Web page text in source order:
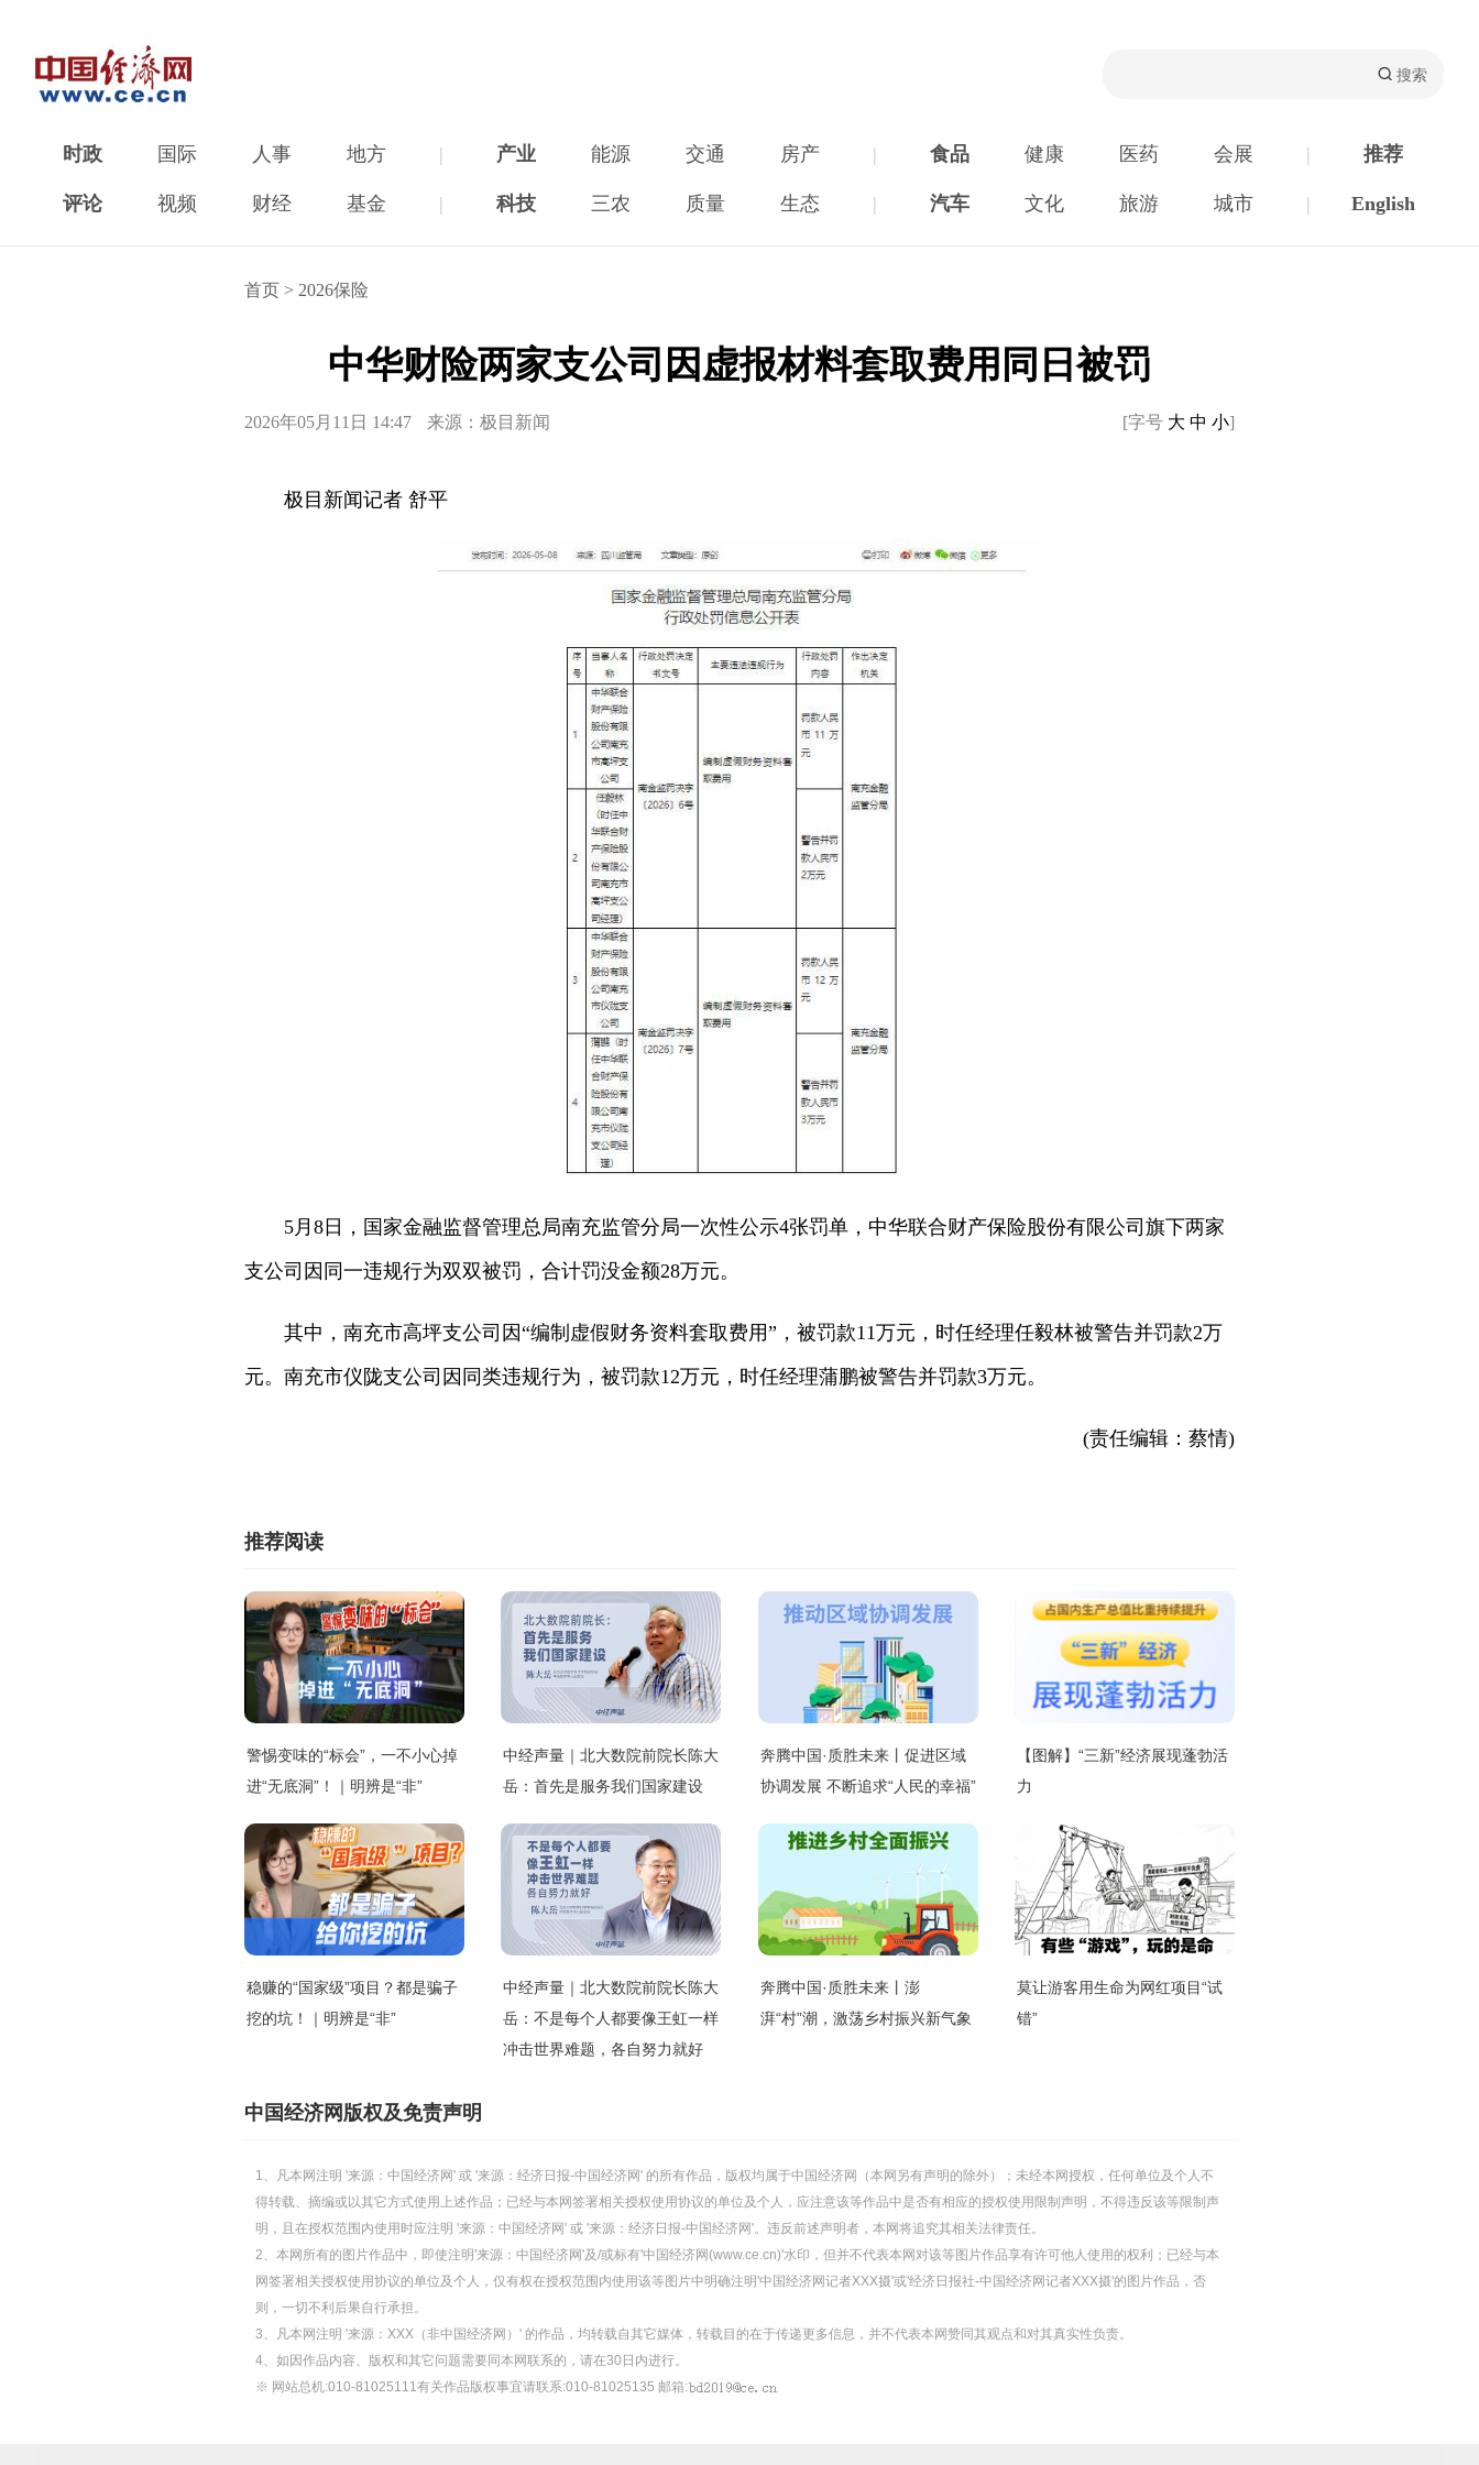
时政 国际 人事 地方 | 产业 能源 交通 房产 | 食品 健康 医药 会展 | 推荐
评论 视频 财经 基金 | 科技 三农 质量 生态 | 汽车 文化 旅游 城市 | English
首页 > 2026保险
中华财险两家支公司因虚报材料套取费用同日被罚
2026年05月11日 14:47 来源：极目新闻 [字号 大 中 小]
极目新闻记者 舒平
5月8日，国家金融监督管理总局南充监管分局一次性公示4张罚单，中华联合财产保险股份有限公司旗下两家
支公司因同一违规行为双双被罚，合计罚没金额28万元。
其中，南充市高坪支公司因“编制虚假财务资料套取费用”，被罚款11万元，时任经理任毅林被警告并罚款2万
元。南充市仪陇支公司因同类违规行为，被罚款12万元，时任经理蒲鹏被警告并罚款3万元。
(责任编辑：蔡情)
推荐阅读
警惕变味的“标会”，一不小心掉
进“无底洞”！｜明辨是“非”
中经声量｜北大数院前院长陈大
岳：首先是服务我们国家建设
奔腾中国·质胜未来丨促进区域
协调发展 不断追求“人民的幸福”
【图解】“三新”经济展现蓬勃活
力
稳赚的“国家级”项目？都是骗子
挖的坑！｜明辨是“非”
中经声量｜北大数院前院长陈大
岳：不是每个人都要像王虹一样
冲击世界难题，各自努力就好
奔腾中国·质胜未来丨澎
湃“村”潮，激荡乡村振兴新气象
莫让游客用生命为网红项目“试
错”
中国经济网版权及免责声明
1、凡本网注明 '来源：中国经济网' 或 '来源：经济日报-中国经济网' 的所有作品，版权均属于中国经济网（本网另有声明的除外）；未经本网授权，任何单位及个人不
得转载、摘编或以其它方式使用上述作品；已经与本网签署相关授权使用协议的单位及个人，应注意该等作品中是否有相应的授权使用限制声明，不得违反该等限制声
明，且在授权范围内使用时应注明 '来源：中国经济网' 或 '来源：经济日报-中国经济网'。违反前述声明者，本网将追究其相关法律责任。
2、本网所有的图片作品中，即使注明'来源：中国经济网'及/或标有'中国经济网(www.ce.cn)'水印，但并不代表本网对该等图片作品享有许可他人使用的权利；已经与本
网签署相关授权使用协议的单位及个人，仅有权在授权范围内使用该等图片中明确注明'中国经济网记者XXX摄'或'经济日报社-中国经济网记者XXX摄'的图片作品，否
则，一切不利后果自行承担。
3、凡本网注明 '来源：XXX（非中国经济网）' 的作品，均转载自其它媒体，转载目的在于传递更多信息，并不代表本网赞同其观点和对其真实性负责。
4、如因作品内容、版权和其它问题需要同本网联系的，请在30日内进行。
※ 网站总机:010-81025111有关作品版权事宜请联系:010-81025135 邮箱: